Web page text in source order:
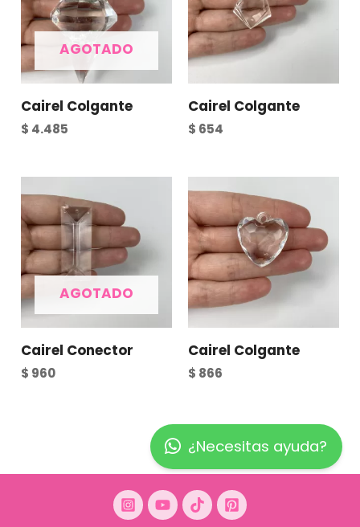
AGOTADO
Cairel Colgante
$ 4.485
Cairel Colgante
$ 654
AGOTADO
Cairel Conector
$ 960
Cairel Colgante
$ 866
¿Necesitas ayuda?